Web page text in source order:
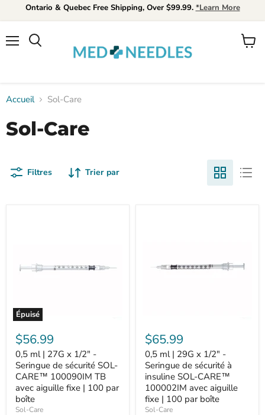
Ontario & Quebec Free Shipping, Over $99.99. *Learn More
Rechercher
Voir
Accueil Sol-Care
Sol-Care
Filtres Trier par
Épuisé
$56.99
0,5 ml | 27G x 1/2" -
Seringue de sécurité SOL-
CARE™ 100090IM TB
avec aiguille fixe | 100 par
boîte
Sol-Care
$65.99
0,5 ml | 29G x 1/2" -
Seringue de sécurité à
insuline SOL-CARE™
100002IM avec aiguille
fixe | 100 par boîte
Sol-Care